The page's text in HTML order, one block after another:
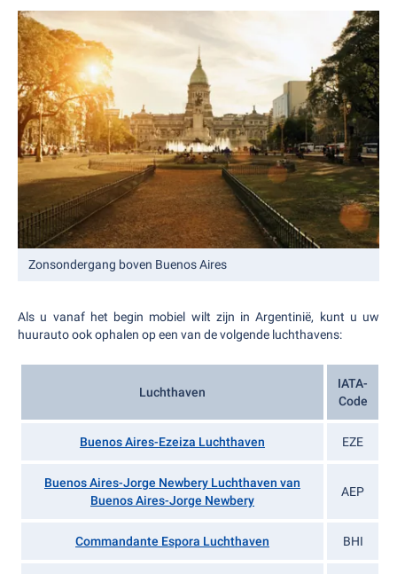
Zonsondergang boven Buenos Aires
Als u vanaf het begin mobiel wilt zijn in Argentinië, kunt u uw
huurauto ook ophalen op een van de volgende luchthavens:
Luchthaven
IATA-
Code
Buenos Aires-Ezeiza Luchthaven EZE
Buenos Aires-Jorge Newbery Luchthaven van
Buenos Aires-Jorge Newbery
AEP
Commandante Espora Luchthaven BHI